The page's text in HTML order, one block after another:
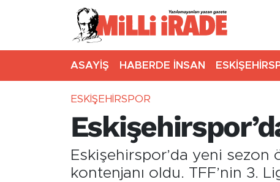
ASAYİŞ HABERDE İNSAN
ESKİŞEHİRSPOR
Eskişehirspor’da yeni
kontenjanı oldu. TFF’nin 3.